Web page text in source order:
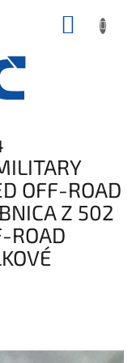
OFF-ROAD
Z 502
ROAD